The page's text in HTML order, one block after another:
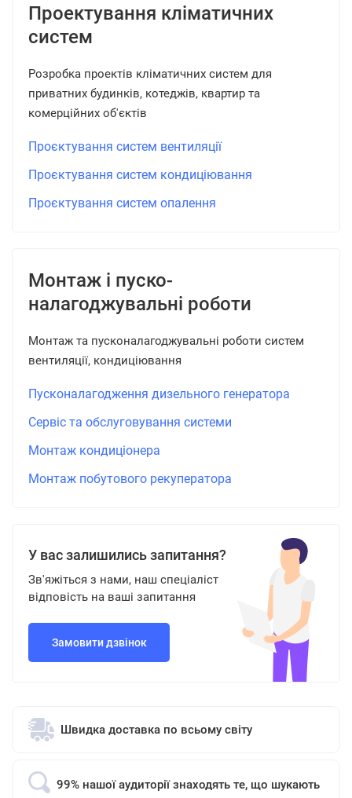
Проектування кліматичних
систем
Розробка проектів кліматичних систем для
приватних будинків, котеджів, квартир та
комерційних об'єктів
Проєктування систем вентиляції
Проєктування систем кондиціювання
Проєктування систем опалення
Монтаж і пуско-
налагоджувальні роботи
Монтаж та пусконалагоджувальні роботи систем
вентиляції, кондиціювання
Пусконалагодження дизельного генератора
Сервіс та обслуговування системи
Монтаж кондиціонера
Монтаж побутового рекуператора
У вас залишились запитання?
Зв'яжіться з нами, наш спеціаліст
відповість на ваші запитання
Замовити дзвінок
Швидка доставка по всьому світу
99% нашої аудиторії знаходять те, що шукають